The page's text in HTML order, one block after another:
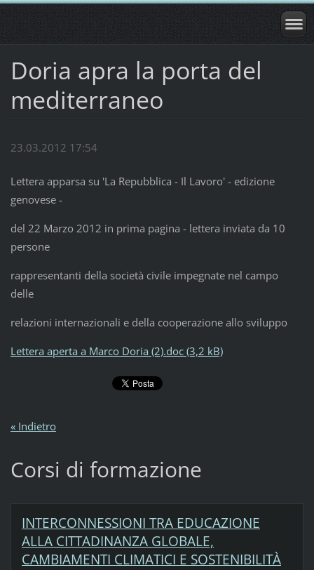
Doria apra la porta del
mediterraneo
23.03.2012 17:54
Lettera apparsa su 'La Repubblica - Il Lavoro' - edizione
genovese -
del 22 Marzo 2012 in prima pagina - lettera inviata da 10
persone
rappresentanti della società civile impegnate nel campo
delle
relazioni internazionali e della cooperazione allo sviluppo
Lettera aperta a Marco Doria (2).doc (3,2 kB)
« Indietro
Corsi di formazione
INTERCONNESSIONI TRA EDUCAZIONE
ALLA CITTADINANZA GLOBALE,
CAMBIAMENTI CLIMATICI E SOSTENIBILITÀ